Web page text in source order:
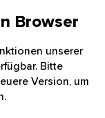
Browser
unserer
Bitte
Version, um